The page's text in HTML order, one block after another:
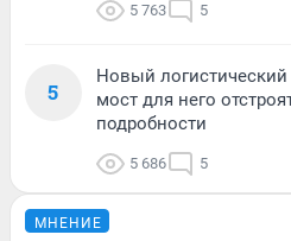
5 763 5
5
Новый
мост для него
подробности
5 686 5
МНЕНИЕ